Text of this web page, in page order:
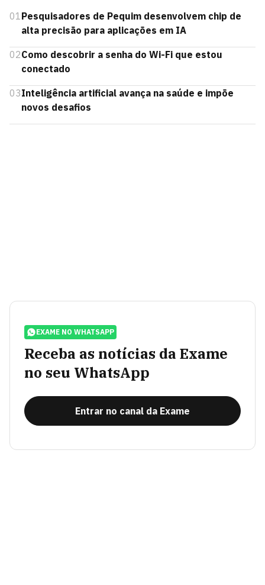
01Pesquisadores de Pequim desenvolvem chip de
alta precisão para aplicações em IA
02Como descobrir a senha do Wi-Fi que estou
conectado
03Inteligência artificial avança na saúde e impõe
novos desafios
EXAME NO WHATSAPP
Receba as notícias da Exame
no seu WhatsApp
Entrar no canal da Exame